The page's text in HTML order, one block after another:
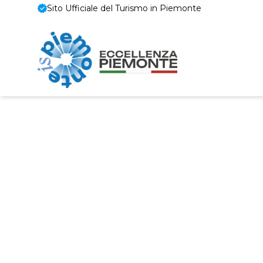
Sito Ufficiale del Turismo in Piemonte